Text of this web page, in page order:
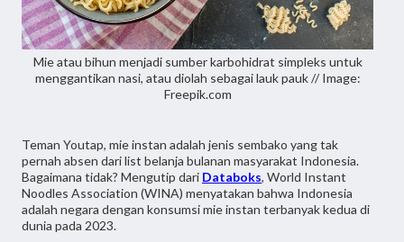
Mie atau bihun menjadi sumber karbohidrat simpleks untuk
menggantikan nasi, atau diolah sebagai lauk pauk // Image:
Freepik.com
Teman Youtap, mie instan adalah jenis sembako yang tak
pernah absen dari list belanja bulanan masyarakat Indonesia.
Bagaimana tidak? Mengutip dari Databoks, World Instant
Noodles Association (WINA) menyatakan bahwa Indonesia
adalah negara dengan konsumsi mie instan terbanyak kedua di
dunia pada 2023.